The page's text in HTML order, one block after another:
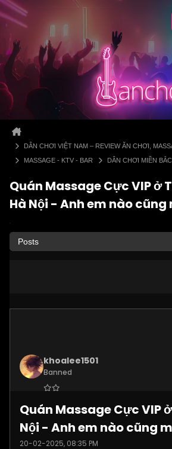
DÂN CHƠI VIỆT NAM – REVIEW ĂN CHƠI,
MASSAGE - KTV - BAR
DÂN CHƠI MIỀN BẮC
Quán Massage Cực VIP ở
Hà Nội - Anh em nào cũng
khoalee1501
Banned
Posts: 5577
Quán Massage Cực VIP
Nội - Anh em nào cũng
20-02-2025, 08:35 PM